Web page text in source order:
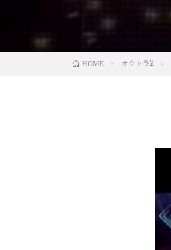
HOME オクトラ2